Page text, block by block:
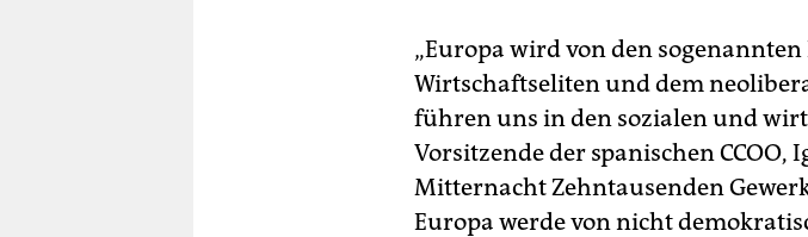
„Europa wird von den
Wirtschaftseliten und dem
führen uns in den sozialen und
Vorsitzende der spanischen CCOO,
Mitternacht Zehntausenden
Europa werde von nicht